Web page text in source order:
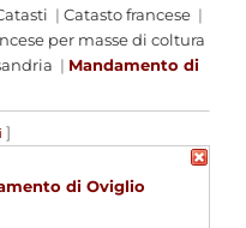
| Catasto francese |
per masse di coltura
| Mandamento di
]
di Oviglio